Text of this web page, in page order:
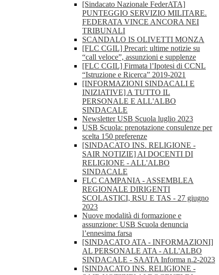
[Sindacato Nazionale FederATA]
PUNTEGGIO SERVIZIO MILITARE.
FEDERATA VINCE ANCORA NEI
TRIBUNALI
SCANDALO IS OLIVETTI MONZA
[FLC CGIL] Precari: ultime notizie su
“call veloce”, assunzioni e supplenze
[FLC CGIL] Firmata l’Ipotesi di CCNL
“Istruzione e Ricerca” 2019-2021
[INFORMAZIONI SINDACALI E
INIZIATIVE] A TUTTO IL
PERSONALE E ALL'ALBO
SINDACALE
Newsletter USB Scuola luglio 2023
USB Scuola: prenotazione consulenze per
scelta 150 preferenze
[SINDACATO INS. RELIGIONE -
SAIR NOTIZIE] AI DOCENTI DI
RELIGIONE - ALL'ALBO
SINDACALE
FLC CAMPANIA - ASSEMBLEA
REGIONALE DIRIGENTI
SCOLASTICI, RSU E TAS - 27 giugno
2023
Nuove modalità di formazione e
assunzione: USB Scuola denuncia
l’ennesima farsa
[SINDACATO ATA - INFORMAZIONI]
AL PERSONALE ATA - ALL'ALBO
SINDACALE - SAATA Informa n.2-2023
[SINDACATO INS. RELIGIONE -